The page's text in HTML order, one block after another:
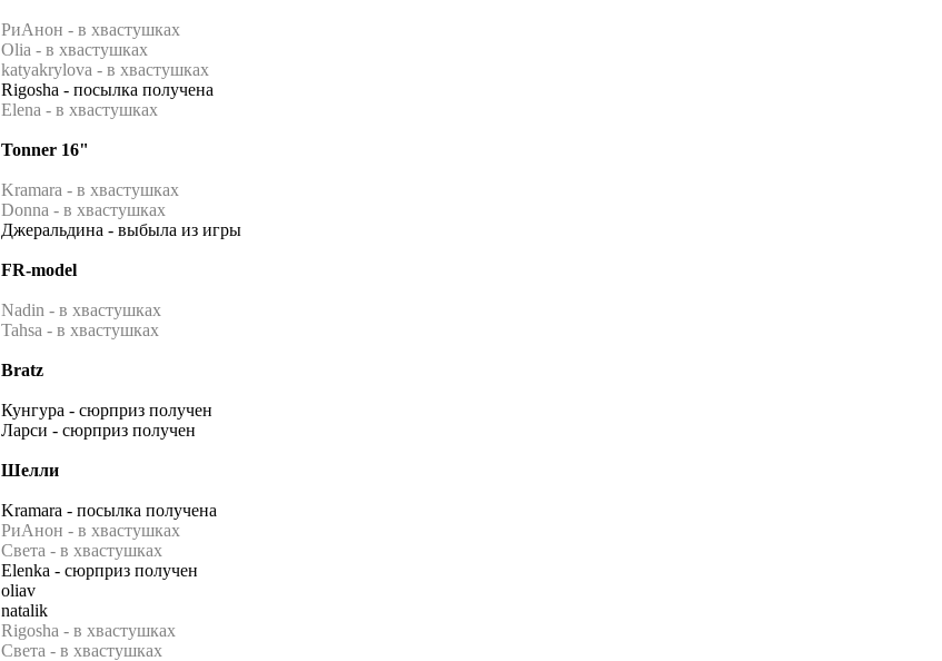
РиАнон - в хвастушках
Olia - в хвастушках
katyakrylova - в хвастушках
Rigosha - посылка получена
Elena - в хвастушках
Tonner 16"
Kramara - в хвастушках
Donna - в хвастушках
Джеральдина - выбыла из игры
FR-model
Nadin - в хвастушках
Tahsa - в хвастушках
Bratz
Кунгура - сюрприз получен
Ларси - сюрприз получен
Шелли
Kramara - посылка получена
РиАнон - в хвастушках
Света - в хвастушках
Elenka - сюрприз получен
oliav
natalik
Rigosha - в хвастушках
Света - в хвастушках